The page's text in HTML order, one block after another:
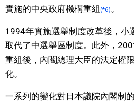
實施的中央政府機構重組(*6) 。
1994年實施選舉制度改革後，小
取代了中選舉區制度。此外，
重組後，內閣總理大臣的法定權
化。
一系列的變化對日本議院內閣制